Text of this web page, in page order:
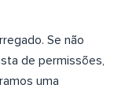
Se não
de permissões,
uma